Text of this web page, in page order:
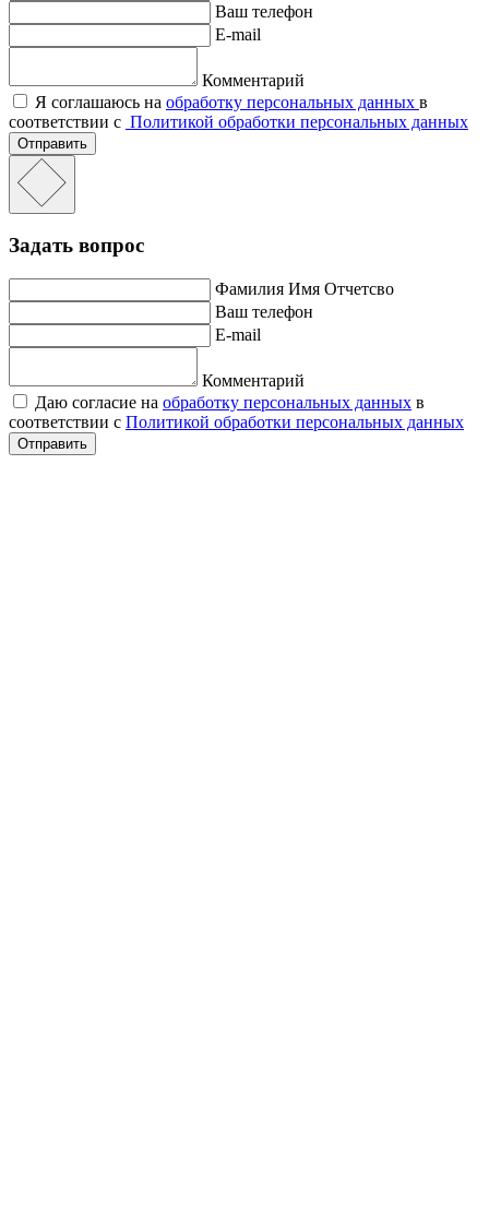
Ваш телефон
E-mail
Комментарий
Я соглашаюсь на обработку персональных данных в
соответствии с Политикой обработки персональных данных
Отправить
Задать вопрос
Фамилия Имя Отчетсво
Ваш телефон
E-mail
Комментарий
Даю согласие на обработку персональных данных в
соответствии с Политикой обработки персональных данных
Отправить